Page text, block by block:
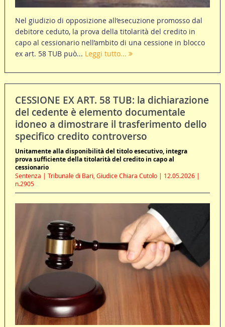
Nel giudizio di opposizione all’esecuzione promosso dal
debitore ceduto, la prova della titolarità del credito in
capo al cessionario nell’ambito di una cessione in blocco
ex art. 58 TUB può... Leggi tutto...
CESSIONE EX ART. 58 TUB: la dichiarazione
del cedente è elemento documentale
idoneo a dimostrare il trasferimento dello
specifico credito controverso
Unitamente alla disponibilità del titolo esecutivo, integra
prova sufficiente della titolarità del credito in capo al
cessionario
Sentenza | Tribunale di Bari, Giudice Chiara Cutolo | 12.05.2026 |
n.2905